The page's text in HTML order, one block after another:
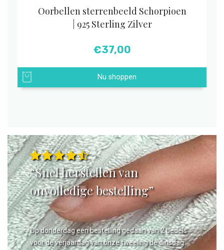
Oorbellen sterrenbeeld Schorpioen
| 925 Sterling Zilver
€37,00
Nu shoppen
“Snel herstellen van
onvolledige bestelling”
Op donderdag een bestelling gedaan van 2 bedels
voor de verjaardag van onze tweeling de dinsdag